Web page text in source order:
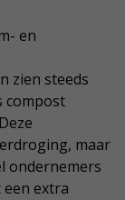
en
zien steeds
compost
maar
ondernemers
een extra